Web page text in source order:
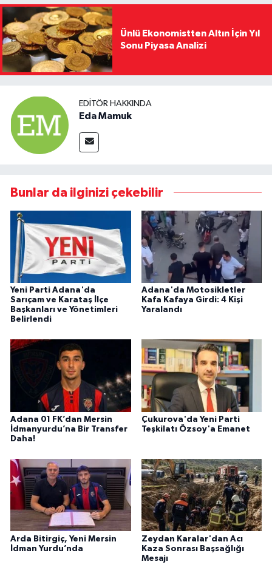
Ünlü Ekonomistten Altın İçin Yıl
Sonu Piyasa Analizi
EDITÖR HAKKINDA
Eda Mamuk
Bunlar da ilginizi çekebilir
Yeni Parti Adana'da
Sarıçam ve Karataş İlçe
Başkanları ve Yönetimleri
Belirlendi
Adana'da Motosikletler
Kafa Kafaya Girdi: 4 Kişi
Yaralandı
Adana 01 FK’dan Mersin
İdmanyurdu’na Bir Transfer
Daha!
Çukurova'da Yeni Parti
Teşkilatı Özsoy'a Emanet
Arda Bitirgiç, Yeni Mersin
İdman Yurdu’nda
Zeydan Karalar'dan Acı
Kaza Sonrası Başsağlığı
Mesajı